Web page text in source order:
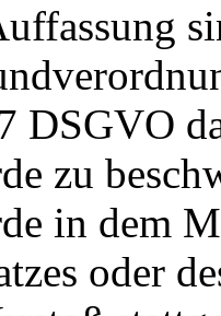
DSGVO
zu
in dem
oder